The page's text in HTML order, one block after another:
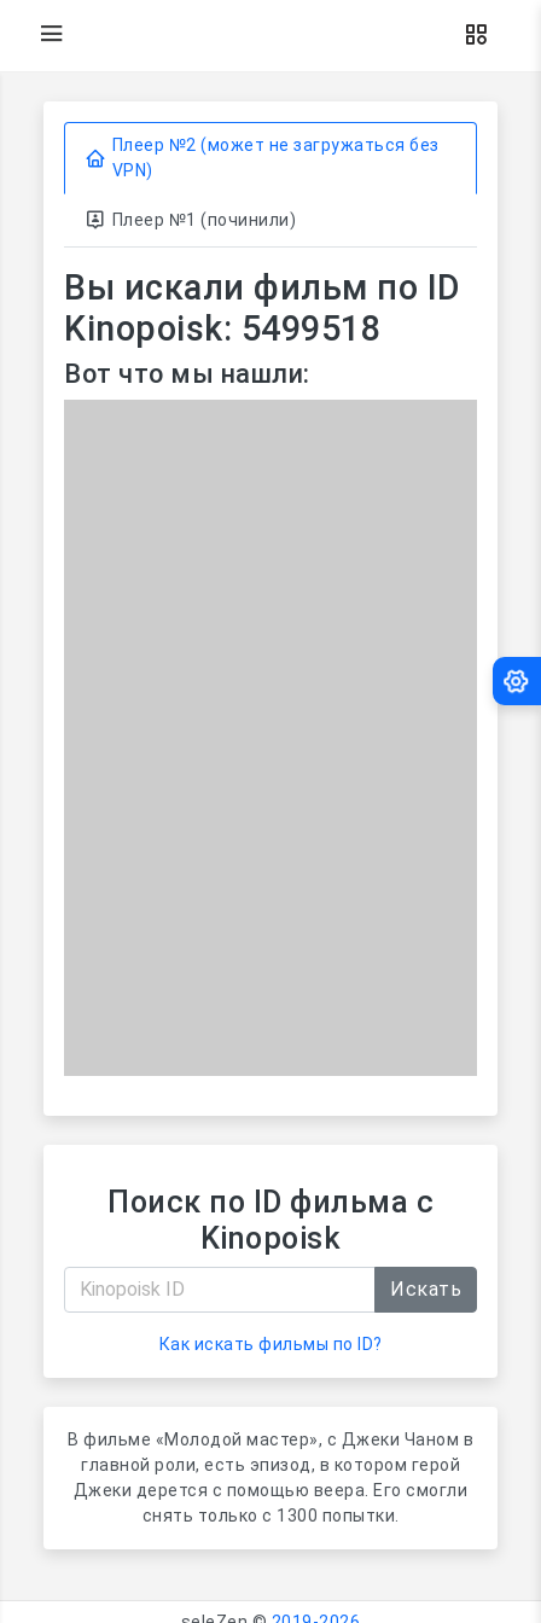
Плеер №2 (может не загружаться без
VPN)
Плеер №1 (починили)
Вы искали фильм по ID
Kinopoisk: 5499518
Вот что мы нашли:
Поиск по ID фильма с
Kinopoisk
Искать
Как искать фильмы по ID?
В фильме «Молодой мастер», с Джеки Чаном в
главной роли, есть эпизод, в котором герой
Джеки дерется с помощью веера. Его смогли
снять только с 1300 попытки.